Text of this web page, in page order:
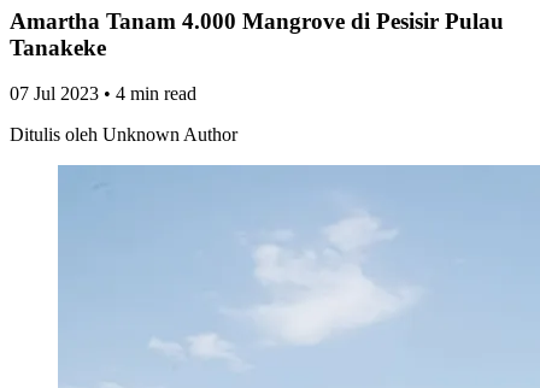
Amartha Tanam 4.000 Mangrove di Pesisir Pulau
Tanakeke
07 Jul 2023 • 4 min read
Ditulis oleh Unknown Author